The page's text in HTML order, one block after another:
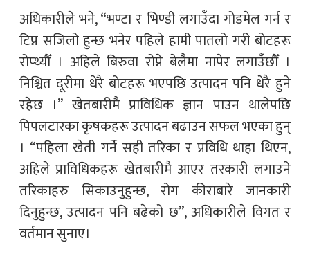
अधिकारीले भने, “भण्टा र भिण्डी लगाउँदा गोडमेल गर्न र
टिप्न सजिलो हुन्छ भनेर पहिले हामी पातलो गरी बोटहरू
रोप्थ्यौँ । अहिले बिरुवा रोप्ने बेलैमा नापेर लगाउँछौँ ।
निश्चित दूरीमा धेरै बोटहरू भएपछि उत्पादन पनि धेरै हुने
रहेछ ।” खेतबारीमै प्राविधिक ज्ञान पाउन थालेपछि
पिपलटारका कृषकहरू उत्पादन बढाउन सफल भएका हुन्
। “पहिला खेती गर्ने सही तरिका र प्रविधि थाहा थिएन,
अहिले प्राविधिकहरू खेतबारीमै आएर तरकारी लगाउने
तरिकाहरु सिकाउनुहुन्छ, रोग कीराबारे जानकारी
दिनुहुन्छ, उत्पादन पनि बढेको छ”, अधिकारीले विगत र
वर्तमान सुनाए।